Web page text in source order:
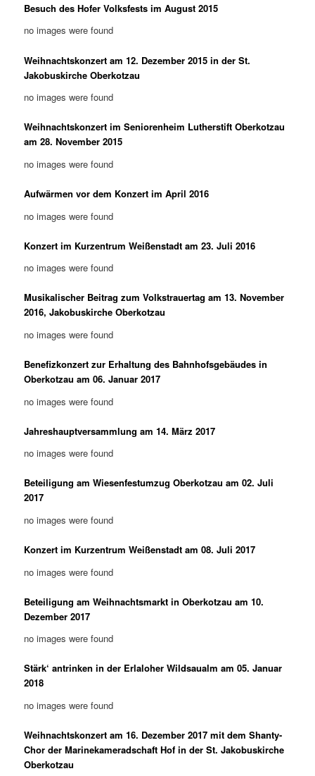
Besuch des Hofer Volksfests im August 2015
no images were found
Weihnachtskonzert am 12. Dezember 2015 in der St.
Jakobuskirche Oberkotzau
no images were found
Weihnachtskonzert im Seniorenheim Lutherstift Oberkotzau
am 28. November 2015
no images were found
Aufwärmen vor dem Konzert im April 2016
no images were found
Konzert im Kurzentrum Weißenstadt am 23. Juli 2016
no images were found
Musikalischer Beitrag zum Volkstrauertag am 13. November
2016, Jakobuskirche Oberkotzau
no images were found
Benefizkonzert zur Erhaltung des Bahnhofsgebäudes in
Oberkotzau am 06. Januar 2017
no images were found
Jahreshauptversammlung am 14. März 2017
no images were found
Beteiligung am Wiesenfestumzug Oberkotzau am 02. Juli
2017
no images were found
Konzert im Kurzentrum Weißenstadt am 08. Juli 2017
no images were found
Beteiligung am Weihnachtsmarkt in Oberkotzau am 10.
Dezember 2017
no images were found
Stärk‘ antrinken in der Erlaloher Wildsaualm am 05. Januar
2018
no images were found
Weihnachtskonzert am 16. Dezember 2017 mit dem Shanty-
Chor der Marinekameradschaft Hof in der St. Jakobuskirche
Oberkotzau